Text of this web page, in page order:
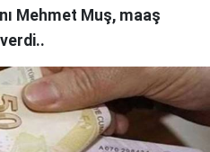
Mehmet Muş, maaş